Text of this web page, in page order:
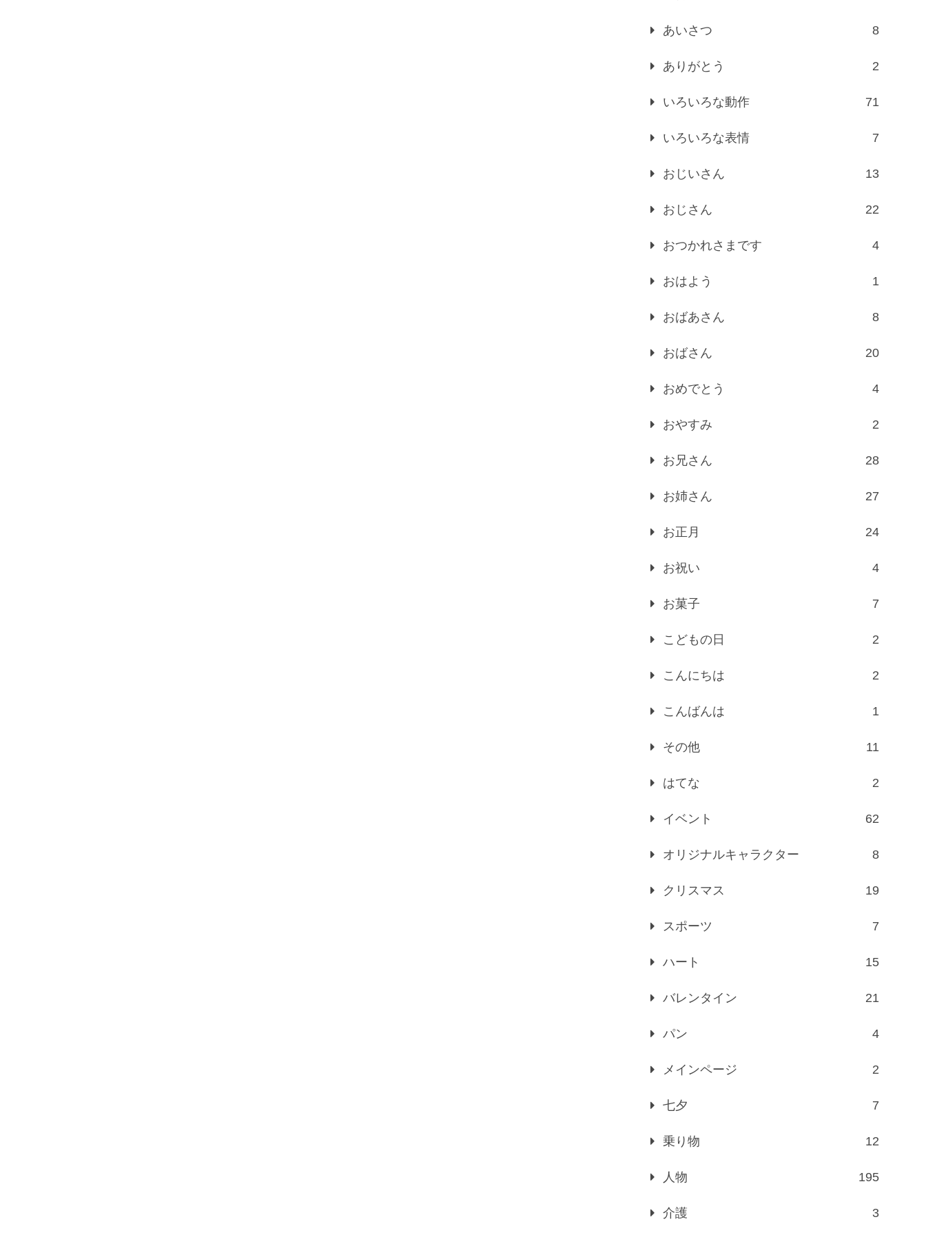
あいさつ 8
ありがとう 2
いろいろな動作 71
いろいろな表情 7
おじいさん 13
おじさん 22
おつかれさまです 4
おはよう 1
おばあさん 8
おばさん 20
おめでとう 4
おやすみ 2
お兄さん 28
お姉さん 27
お正月 24
お祝い 4
お菓子 7
こどもの日 2
こんにちは 2
こんばんは 1
その他 11
はてな 2
イベント 62
オリジナルキャラクター 8
クリスマス 19
スポーツ 7
ハート 15
バレンタイン 21
パン 4
メインページ 2
七夕 7
乗り物 12
人物 195
介護 3